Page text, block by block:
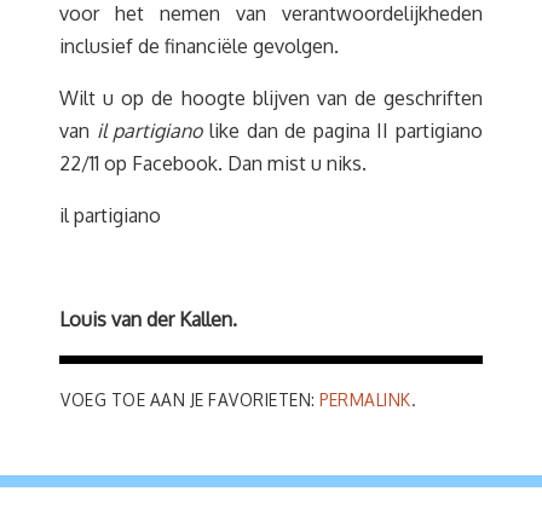
voor het nemen van verantwoordelijkheden
inclusief de financiële gevolgen.
Wilt u op de hoogte blijven van de geschriften
van il partigianolike dan de pagina II partigiano
22/11 op Facebook. Dan mist u niks.
il partigiano
Louis van der Kallen.
VOEG TOE AAN JE FAVORIETEN: PERMALINK.